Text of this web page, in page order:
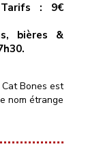
: 9€
bières &
Bones est
nom étrange
de Muddy
du groupe